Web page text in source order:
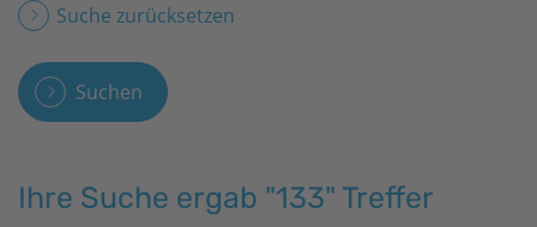
Suche zurücksetzen
Suchen
Ihre Suche ergab "133" Treffer